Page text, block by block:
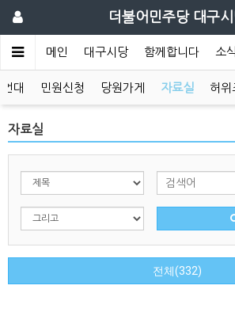
더불어민주당 대구
메인 대구시당 함께합니다 소
대 민원신청 당원가게 자료실 허위
자료실
전체(332)